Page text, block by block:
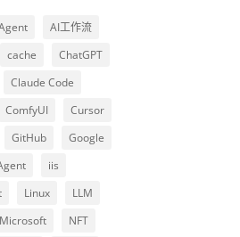
AI工作流
cache
ChatGPT
Claude Code
ComfyUI
Cursor
GitHub
Google
iis
Linux
LLM
Microsoft
NFT